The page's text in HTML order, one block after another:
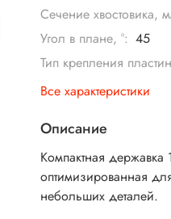
Сечение хвостовика,
Угол в плане, °: 45
Тип крепления
Все характеристики
Описание
Компактная
оптимизированная
небольших деталей.